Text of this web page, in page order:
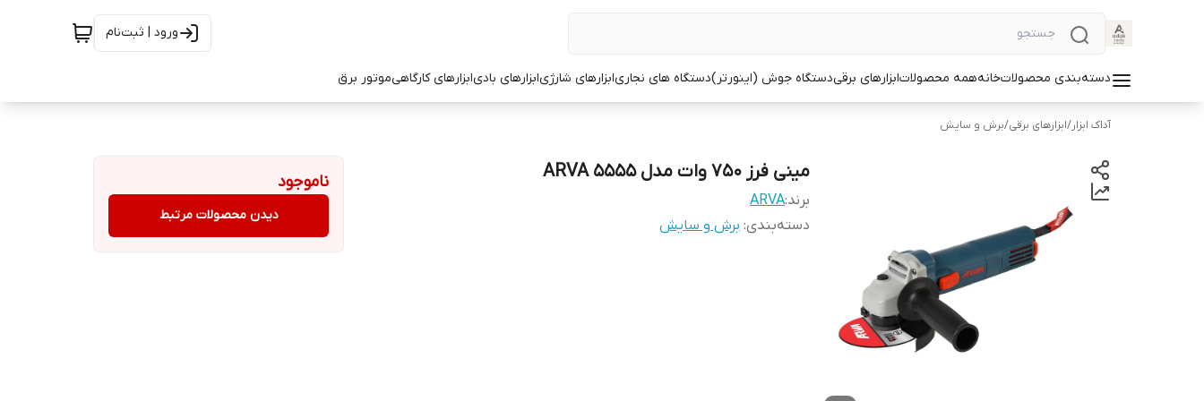
ورود | ثبت‌نام
دسته‌بندی محصولاتخانههمه محصولاتابزارهای برقیدستگاه جوش (اینورتر)دستگاه های نجاریابزارهای شارژیابزارهای بادیابزارهای کارگاهیموتور برق
آداک ابزار/ابزارهای برقی/برش و سایش
مینی فرز ۷۵۰ وات مدل ۵۵۵۵ ARVA
برند:ARVA
دسته‌بندی: برش و سایش
ناموجود
دیدن محصولات مرتبط